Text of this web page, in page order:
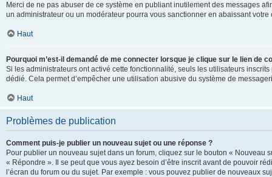
Merci de ne pas abuser de ce système en publiant inutilement des messages
un administrateur ou un modérateur pourra vous sanctionner en abaissant votre
Haut
Pourquoi m’est-il demandé de me connecter lorsque je clique sur le lien de
Si les administrateurs ont activé cette fonctionnalité, seuls les utilisateurs
dédié. Cela permet d’empêcher une utilisation abusive du système de
Haut
Problèmes de publication
Comment puis-je publier un nouveau sujet ou une réponse ?
Pour publier un nouveau sujet dans un forum, cliquez sur le bouton «
« Répondre ». Il se peut que vous ayez besoin d’être inscrit avant de pouvoir
l’écran du forum ou du sujet. Par exemple : vous pouvez publier de nouveaux